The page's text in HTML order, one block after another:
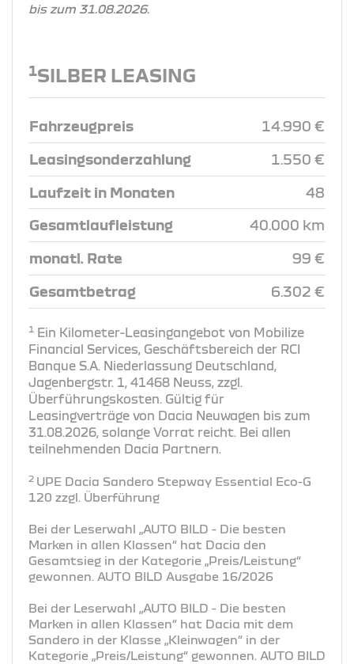
bis zum 31.08.2026.
1SILBER LEASING
Fahrzeugpreis 14.990 €
Leasingsonderzahlung 1.550 €
Laufzeit in Monaten 48
Gesamtlaufleistung 40.000 km
monatl. Rate 99 €
Gesamtbetrag 6.302 €
1 Ein Kilometer-Leasingangebot von Mobilize
Financial Services, Geschäftsbereich der RCI
Banque S.A. Niederlassung Deutschland,
Jagenbergstr. 1, 41468 Neuss, zzgl.
Überführungskosten. Gültig für
Leasingverträge von Dacia Neuwagen bis zum
31.08.2026, solange Vorrat reicht. Bei allen
teilnehmenden Dacia Partnern.
2 UPE Dacia Sandero Stepway Essential Eco-G
120 zzgl. Überführung
Bei der Leserwahl „AUTO BILD - Die besten
Marken in allen Klassen“ hat Dacia den
Gesamtsieg in der Kategorie „Preis/Leistung“
gewonnen. AUTO BILD Ausgabe 16/2026
Bei der Leserwahl „AUTO BILD - Die besten
Marken in allen Klassen“ hat Dacia mit dem
Sandero in der Klasse „Kleinwagen“ in der
Kategorie „Preis/Leistung“ gewonnen. AUTO BILD